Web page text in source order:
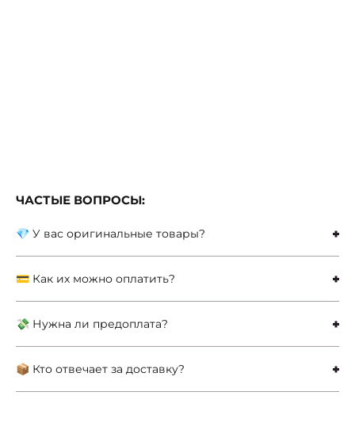
ЧАСТЫЕ ВОПРОСЫ:
💎 У вас оригинальные товары?
💳 Как их можно оплатить?
💸 Нужна ли предоплата?
📦 Кто отвечает за доставку?